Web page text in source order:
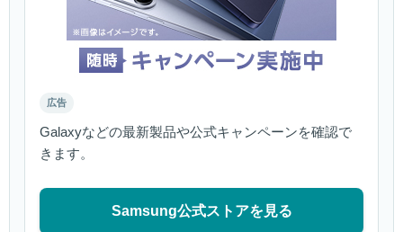
広告
Galaxyなどの最新製品や公式キャンペーンを確認で
きます。
Samsung公式ストアを見る